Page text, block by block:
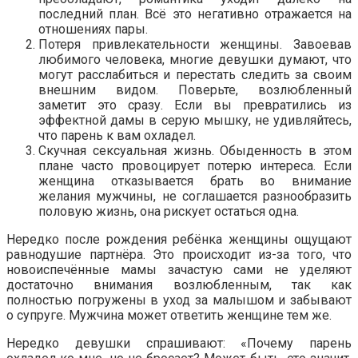
последний план. Всё это негативно отражается на
отношениях пары.
Потеря привлекательности женщины. Завоевав
любимого человека, многие девушки думают, что
могут расслабиться и перестать следить за своим
внешним видом. Поверьте, возлюбленный
заметит это сразу. Если вы превратились из
эффектной дамы в серую мышку, не удивляйтесь,
что парень к вам охладел.
Скучная сексуальная жизнь. Обыденность в этом
плане часто провоцирует потерю интереса. Если
женщина отказывается брать во внимание
желания мужчины, не соглашается разнообразить
половую жизнь, она рискует остаться одна.
Нередко после рождения ребёнка женщины ощущают
равнодушие партнёра. Это происходит из-за того, что
новоиспечённые мамы зачастую сами не уделяют
достаточно внимания возлюбленным, так как
полностью погружены в уход за малышом и забывают
о супруге. Мужчина может ответить женщине тем же.
Нередко девушки спрашивают: «Почему парень